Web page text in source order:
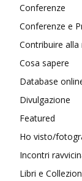
Conferenze
Conferenze e
Contribuire alla
Cosa sapere
Database
Divulgazione
Featured
Ho visto/
Incontri
Libri e